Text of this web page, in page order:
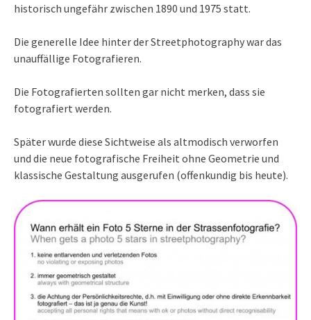
historisch ungefähr zwischen 1890 und 1975 statt.
Die generelle Idee hinter der Streetphotography war das
unauffällige Fotografieren.
Die Fotografierten sollten gar nicht merken, dass sie
fotografiert werden.
Später wurde diese Sichtweise als altmodisch verworfen
und die neue fotografische Freiheit ohne Geometrie und
klassische Gestaltung ausgerufen (offenkundig bis heute).